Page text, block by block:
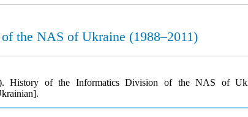
the NAS of Ukraine (1988–2011)
History of the Informatics Division of the NAS of